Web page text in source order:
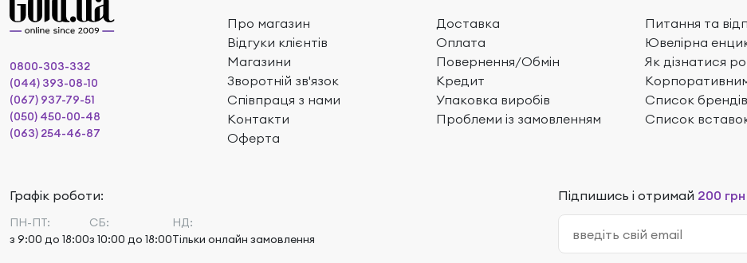
Про магазин
Відгуки клієнтів
Магазини
Зворотній зв'язок
Співпраця з нами
Контакти
Оферта
Доставка
Оплата
Повернення/Обмін
Кредит
Упаковка виробів
Проблеми із замовленням
Питання та
Ювелірна
Як дізнатися
Список брендів
Список
0800-303-332
(044) 393-08-10
(067) 937-79-51
(050) 450-00-48
(063) 254-46-87
Графік роботи:
ПН-ПТ:
з 9:00 до 18:00
СБ:
з 10:00 до 18:00
НД:
Тільки онлайн замовлення
Підпишись і отримай 200 грн